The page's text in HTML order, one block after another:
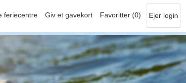
Ejer login
Favoritter (0)
Giv et gavekort
feriecentre